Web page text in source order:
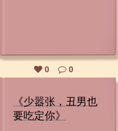
0 0
《少嚣张，丑男也
要吃定你》